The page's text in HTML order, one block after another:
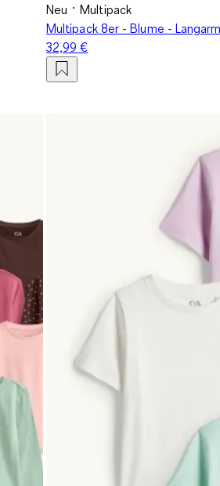
Neu
Multipack
Multipack 8er - Blume -
32,99 €